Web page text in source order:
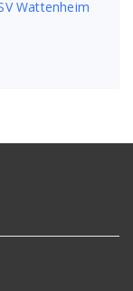
Wattenheim